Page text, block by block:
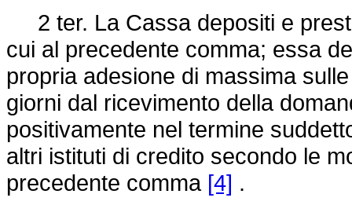
2 ter. La Cassa depositi e
cui al precedente comma; essa
propria adesione di massima
giorni dal ricevimento della
positivamente nel termine
altri istituti di credito secondo le
precedente comma [4] .